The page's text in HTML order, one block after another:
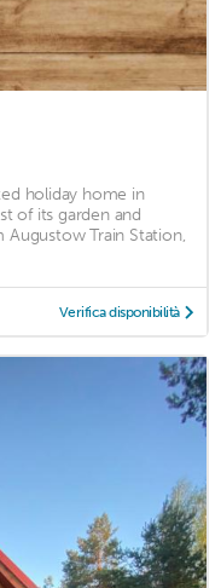
holiday home in
of its garden and
Train Station,
Verifica disponibilità